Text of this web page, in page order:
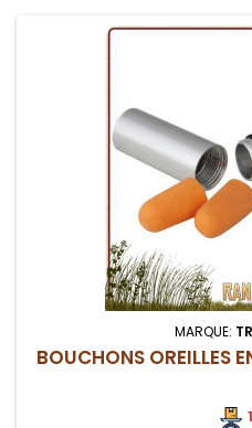
MARQUE:
BOUCHONS OREILLES